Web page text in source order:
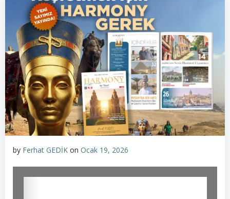
by Ferhat GEDİK on Ocak 19, 2026